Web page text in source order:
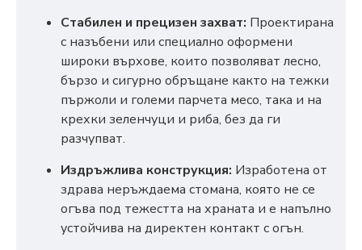
Стабилен и прецизен захват: Проектирана
с назъбени или специално оформени
широки върхове, които позволяват лесно,
бързо и сигурно обръщане както на тежки
пържоли и големи парчета месо, така и на
крехки зеленчуци и риба, без да ги
разчупват.
Издръжлива конструкция: Изработена от
здрава неръждаема стомана, която не се
огъва под тежестта на храната и е напълно
устойчива на директен контакт с огън.